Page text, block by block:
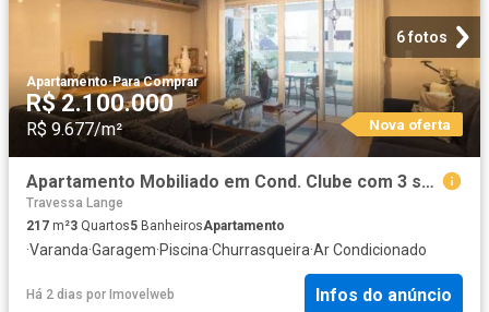
6 fotos
Apartamento·Para Comprar
R$ 2.100.000
R$ 9.677/m² Nova oferta
Apartamento Mobiliado em Cond. Clube com 3 suítes para venda 160m2 Água Verde, Curitiba PR
Travessa Lange
217 m²3 Quartos5 BanheirosApartamento
·Varanda·Garagem·Piscina·Churrasqueira·Ar Condicionado
Há 2 dias por Imovelweb Infos do anúncio